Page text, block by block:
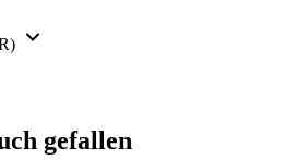
gefallen